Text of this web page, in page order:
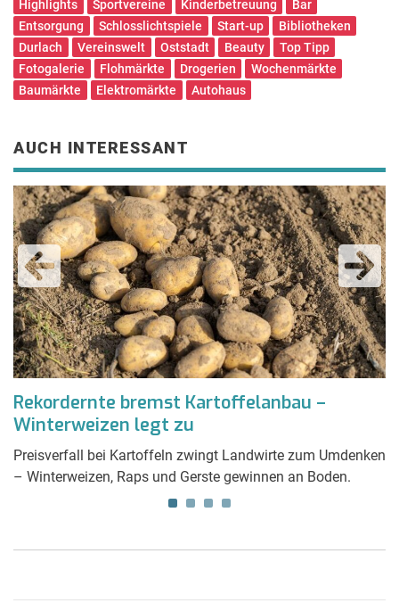
Highlights
Sportvereine Kinderbetreuung
Bar
Entsorgung
Schlosslichtspiele Start-up
Bibliotheken
Durlach
Vereinswelt Oststadt Beauty
Top Tipp
Fotogalerie
Flohmärkte Drogerien
Wochenmärkte
Baumärkte
Elektromärkte Autohaus
AUCH INTERESSANT
Rekordernte bremst Kartoffelanbau –
Winterweizen legt zu
Preisverfall bei Kartoffeln zwingt Landwirte zum Umdenken
– Winterweizen, Raps und Gerste gewinnen an Boden.